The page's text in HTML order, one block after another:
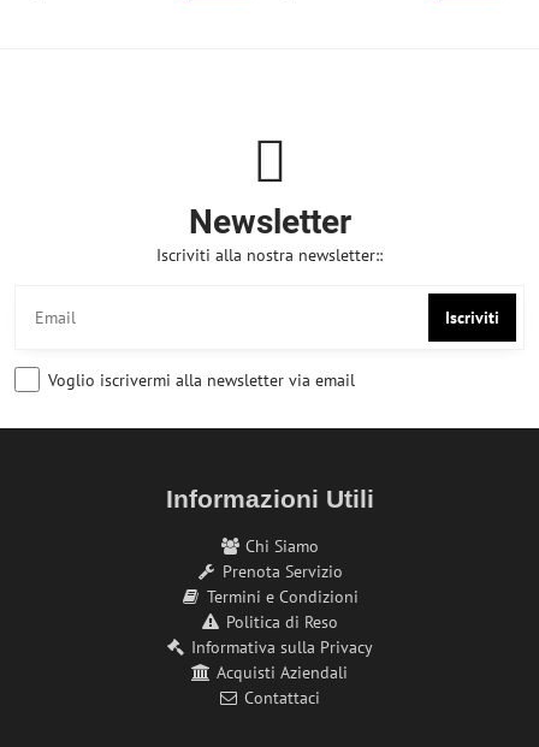
Newsletter
Iscriviti alla nostra newsletter::
Iscriviti
Voglio iscrivermi alla newsletter via email
Informazioni Utili
Chi Siamo
Prenota Servizio
Termini e Condizioni
Politica di Reso
Informativa sulla Privacy
Acquisti Aziendali
Contattaci